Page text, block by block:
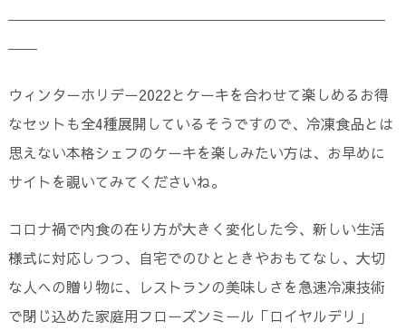
――――――――――――――――――――――――――
――
ウィンターホリデー2022とケーキを合わせて楽しめるお得
なセットも全4種展開しているそうですので、冷凍食品とは
思えない本格シェフのケーキを楽しみたい方は、お早めに
サイトを覗いてみてくださいね。
コロナ禍で内食の在り方が大きく変化した今、新しい生活
様式に対応しつつ、自宅でのひとときやおもてなし、大切
な人への贈り物に、レストランの美味しさを急速冷凍技術
で閉じ込めた家庭用フローズンミール「ロイヤルデリ」